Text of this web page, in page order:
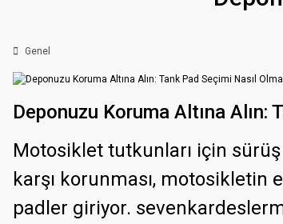
Genel
Deponuzu Koruma Altına Alın:
Motosiklet tutkunları için
karşı korunması,
padler giriyor.